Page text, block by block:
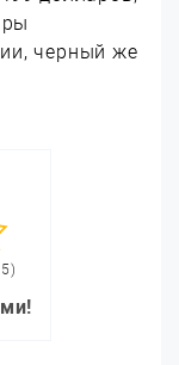
черный же